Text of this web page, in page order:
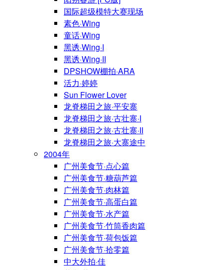
国际超级模特大赛现场
素色·Wing
童话·Wing
黑诱·Wing·I
黑诱·Wing·II
DPSHOW棚拍·ARA
活力·婷婷
Sun Flower Lover
龙脊梯田之旅·平安寨
龙脊梯田之旅·古壮寨·I
龙脊梯田之旅·古壮寨·II
龙脊梯田之旅·大寨途中
2004年
广州美食节·点心篇
广州美食节·糖葫芦篇
广州美食节·肉林篇
广州美食节·高蛋白篇
广州美食节·水产篇
广州美食节·竹筒香肉篇
广州美食节·荷包饭篇
广州美食节·拾零篇
中大外拍·佳